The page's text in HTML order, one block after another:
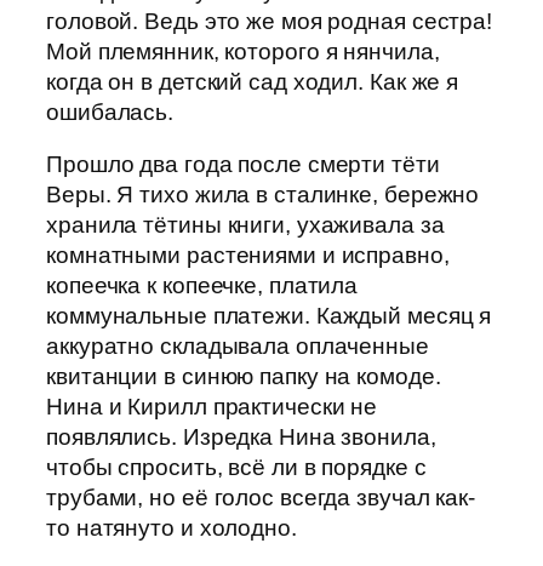
головой. Ведь это же моя родная сестра!
Мой племянник, которого я нянчила,
когда он в детский сад ходил. Как же я
ошибалась.
Прошло два года после смерти тёти
Веры. Я тихо жила в сталинке, бережно
хранила тётины книги, ухаживала за
комнатными растениями и исправно,
копеечка к копеечке, платила
коммунальные платежи. Каждый месяц я
аккуратно складывала оплаченные
квитанции в синюю папку на комоде.
Нина и Кирилл практически не
появлялись. Изредка Нина звонила,
чтобы спросить, всё ли в порядке с
трубами, но её голос всегда звучал как-
то натянуто и холодно.